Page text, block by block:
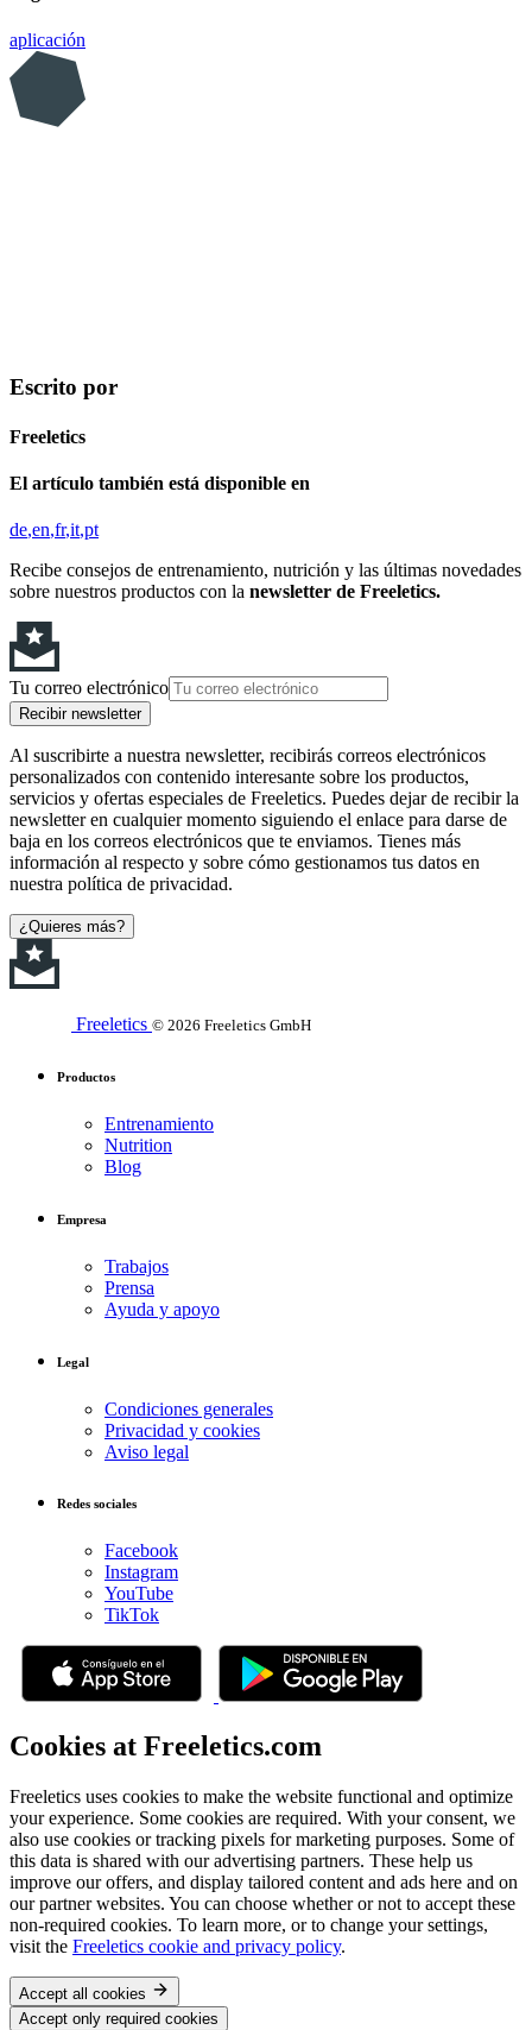
aplicación
Escrito por
Freeletics
El artículo también está disponible en
de en fr it pt
Recibe consejos de entrenamiento, nutrición y las últimas novedades
sobre nuestros productos con la newsletter de Freeletics.
Tu correo electrónico
Recibir newsletter
Al suscribirte a nuestra newsletter, recibirás correos electrónicos
personalizados con contenido interesante sobre los productos,
servicios y ofertas especiales de Freeletics. Puedes dejar de recibir la
newsletter en cualquier momento siguiendo el enlace para darse de
baja en los correos electrónicos que te enviamos. Tienes más
información al respecto y sobre cómo gestionamos tus datos en
nuestra política de privacidad.
¿Quieres más?
Freeletics © 2026 Freeletics GmbH
Productos
Entrenamiento
Nutrition
Blog
Empresa
Trabajos
Prensa
Ayuda y apoyo
Legal
Condiciones generales
Privacidad y cookies
Aviso legal
Redes sociales
Facebook
Instagram
YouTube
TikTok
Cookies at Freeletics.com
Freeletics uses cookies to make the website functional and optimize
your experience. Some cookies are required. With your consent, we
also use cookies or tracking pixels for marketing purposes. Some of
this data is shared with our advertising partners. These help us
improve our offers, and display tailored content and ads here and on
our partner websites. You can choose whether or not to accept these
non-required cookies. To learn more, or to change your settings,
visit the Freeletics cookie and privacy policy.
Accept all cookies
Accept only required cookies